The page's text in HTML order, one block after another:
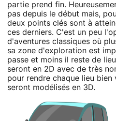
partie prend fin.
pas depuis le début mais,
deux points clés sont à
ces derniers. C'est un peu
d'aventures classiques où
sa zone d'exploration est
passe et moins il reste de
seront en 2D avec de très
pour rendre chaque lieu
seront modélisés en 3D.